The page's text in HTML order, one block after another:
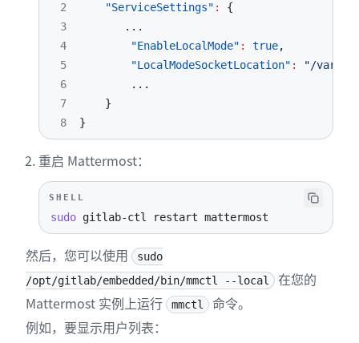
2
"ServiceSettings" :
{
3
4
"EnableLocalMode" : true,
5
"LocalModeSocketLocation" :
"/var/
6
7
}
8
}
重启 Mattermost：
SHELL
sudo gitlab-ctl restart mattermost
然后，您可以使用
sudo
/opt/gitlab/embedded/bin/mmctl --local
在您的
Mattermost 实例上运行
mmctl
命令。
例如，要显示用户列表：